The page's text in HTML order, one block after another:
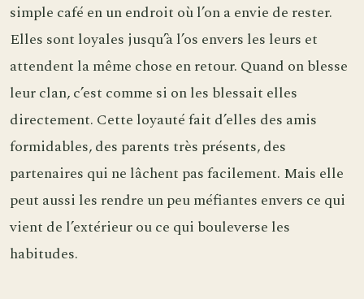
simple café en un endroit où l’on a envie de rester.
Elles sont loyales jusqu’à l’os envers les leurs et
attendent la même chose en retour. Quand on blesse
leur clan, c’est comme si on les blessait elles
directement. Cette loyauté fait d’elles des amis
formidables, des parents très présents, des
partenaires qui ne lâchent pas facilement. Mais elle
peut aussi les rendre un peu méfiantes envers ce qui
vient de l’extérieur ou ce qui bouleverse les
habitudes.